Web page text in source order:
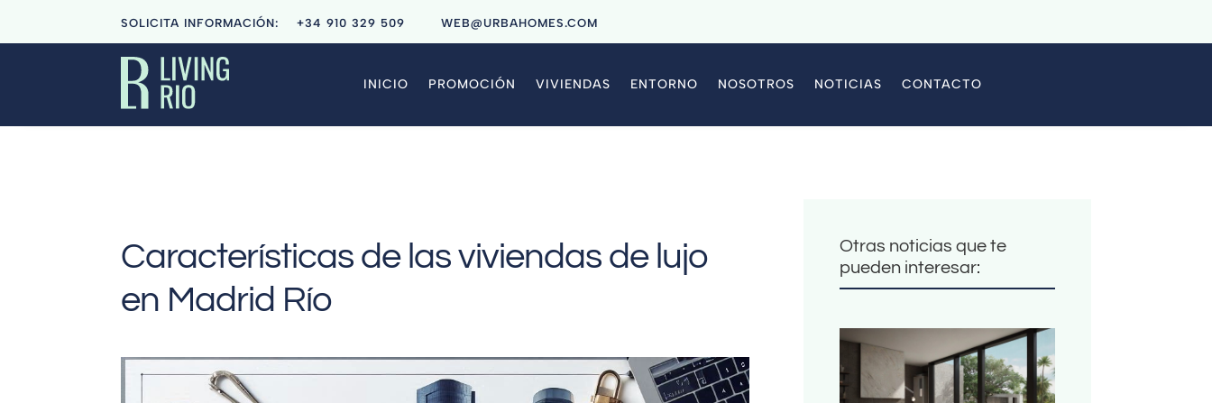
SOLICITA INFORMACIÓN: +34910 329 509 WEB@URBAHOMES.COM
INICIO PROMOCIÓN VIVIENDAS ENTORNO NOSOTROS NOTICIAS CONTACTO
Características de las viviendas de lujo
en Madrid Río
Otras noticias que te
pueden interesar: